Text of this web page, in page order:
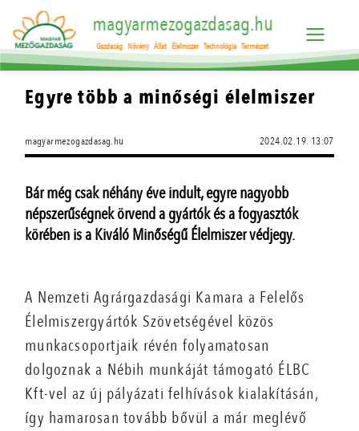
magyarmezogazdasag.hu
Gazdaság Növény Állat Élelmiszer Technológia Természet
Egyre több a minőségi élelmiszer
magyarmezogazdasag.hu 2024.02.19. 13:07
Bár még csak néhány éve indult, egyre nagyobb
népszerűségnek örvend a gyártók és a fogyasztók
körében is a Kiváló Minőségű Élelmiszer védjegy.
A Nemzeti Agrárgazdasági Kamara a Felelős
Élelmiszergyártók Szövetségével közös
munkacsoportjaik révén folyamatosan
dolgoznak a Nébih munkáját támogató ÉLBC
Kft-vel az új pályázati felhívások kialakításán,
így hamarosan tovább bővül a már meglévő